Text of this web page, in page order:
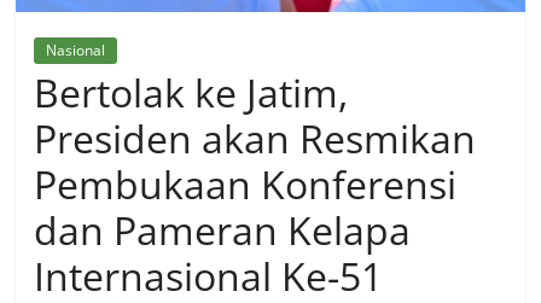
Nasional
Bertolak ke Jatim,
Presiden akan Resmikan
Pembukaan Konferensi
dan Pameran Kelapa
Internasional Ke-51